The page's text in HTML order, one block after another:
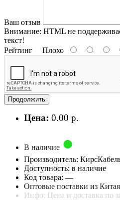
Ваш отзыв
Внимание: HTML не
текст!
Рейтинг Плохо
Продолжить
Цена: 0.00 р.
В наличие
Производитель:
Доступность: в наличие
Код товара:—
Оптовые поставки из Китая
Инфо: Цена и доставка по